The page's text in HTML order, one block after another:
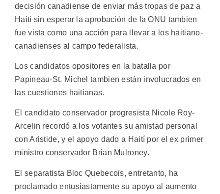
decisión canadiense de enviar más tropas de paz a
Haití sin esperar la aprobación de la ONU tambien
fue vista como una acción para llevar a los haitiano-
canadienses al campo federalista.
Los candidatos opositores en la batalla por
Papineau-St. Michel tambien están involucrados en
las cuestiones haitianas.
El candidato conservador progresista Nicole Roy-
Arcelin recordó a los votantes su amistad personal
con Aristide, y el apoyo dado a Haití por el ex primer
ministro conservador Brian Mulroney.
El separatista Bloc Quebecois, entretanto, ha
proclamado entusiastamente su apoyo al aumento